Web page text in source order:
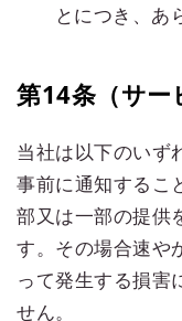
とにつき、あ
第14条（サー
当社は以下のいず
事前に通知するこ
部又は一部の提供
す。その場合速や
って発生する損害
せん。